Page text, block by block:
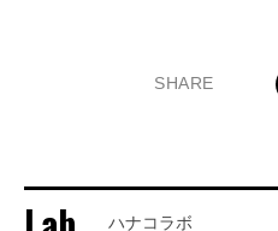
SHARE
ハナコラボ